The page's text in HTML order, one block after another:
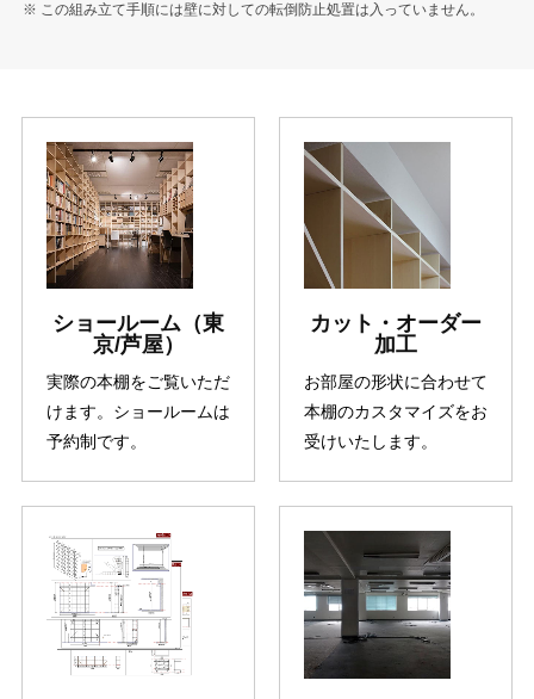
※ この組み立て手順には壁に対しての転倒防止処置は入っていません。
ショールーム（東
京/芦屋）
実際の本棚をご覧いただ
けます。ショールームは
予約制です。
カット・オーダー
加工
お部屋の形状に合わせて
本棚のカスタマイズをお
受けいたします。